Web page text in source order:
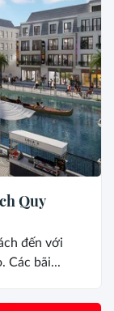
Quy
đến với
Các bãi...